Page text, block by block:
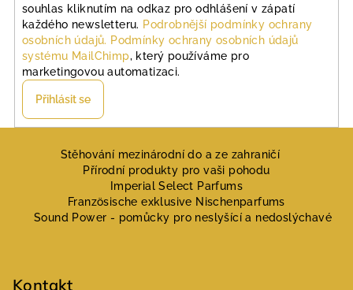
souhlas kliknutím na odkaz pro odhlášení v zápatí
každého newsletteru. Podrobnější podmínky ochrany
osobních údajů. Podmínky ochrany osobních údajů
systému MailChimp, který používáme pro
marketingovou automatizaci.
Přihlásit se
Stěhování mezinárodní do a ze zahraničí
Přírodní produkty pro vaši pohodu
Imperial Select Parfums
Französische exklusive Nischenparfums
Sound Power - pomůcky pro neslyšící a nedoslýchavé
Kontakt